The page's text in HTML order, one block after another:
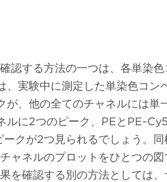
認する方法の一つは、各単染
実験中に測定した単染色コ
、他の全てのチャネルには単
に2つのピーク、PEとPE-
クが2つ見られるでしょう。
ネルのプロットをひとつの
を確認する別の方法としては